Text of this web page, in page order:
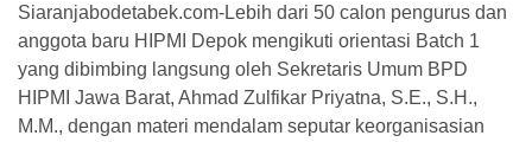
Siaranjabodetabek.com-Lebih dari 50 calon pengurus dan
anggota baru HIPMI Depok mengikuti orientasi Batch 1
yang dibimbing langsung oleh Sekretaris Umum BPD
HIPMI Jawa Barat, Ahmad Zulfikar Priyatna, S.E., S.H.,
M.M., dengan materi mendalam seputar keorganisasian